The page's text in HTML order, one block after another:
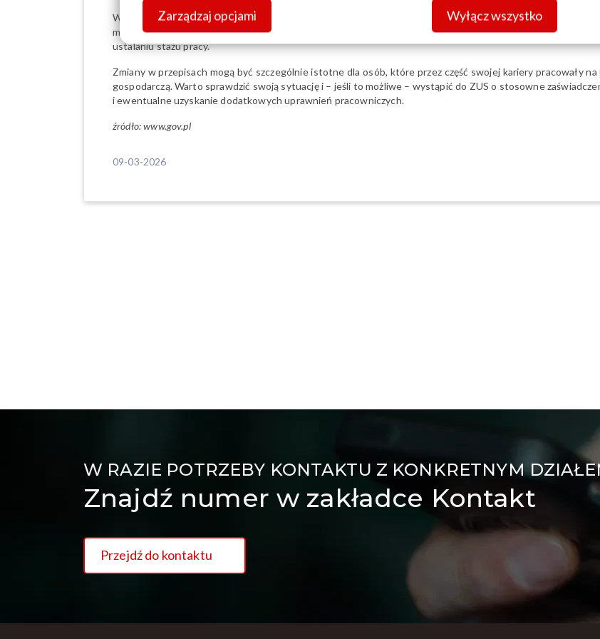
Zarządzaj opcjami Wyłącz wszystko
Warto również wiedzieć, że pracownicy mają określony czas na udokumentowanie nowych okresów. W
momentu wejścia przepisów w życie. Jeżeli w tym czasie pracownik przedstawi pracodawcy
ustalaniu stażu pracy.
Zmiany w przepisach mogą być szczególnie istotne dla osób, które przez część swojej kariery pracowały
gospodarczą. Warto sprawdzić swoją sytuację i – jeśli to możliwe – wystąpić do ZUS o stosowne
i ewentualne uzyskanie dodatkowych uprawnień pracowniczych.
źródło: www.gov.pl
09-03-2026
W RAZIE POTRZEBY KONTAKTU Z KONKRETNYM
Znajdź numer w zakładce Kontakt
Przejdź do kontaktu